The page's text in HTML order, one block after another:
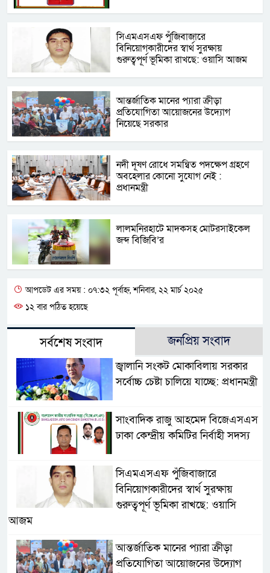
সিএমএসএফ পুঁজিবাজারে
বিনিয়োগকারীদের স্বার্থ সুরক্ষায়
গুরুত্বপূর্ণ ভূমিকা রাখছে: ওয়াসি আজম
আন্তর্জাতিক মানের প্যারা ক্রীড়া
প্রতিযোগিতা আয়োজনের উদ্যোগ
নিয়েছে সরকার
নদী দূষণ রোধে সমন্বিত পদক্ষেপ গ্রহণে
অবহেলার কোনো সুযোগ নেই :
প্রধানমন্ত্রী
লালমনিরহাটে মাদকসহ মোটরসাইকেল
জব্দ বিজিবি’র
আপডেট এর সময় : ০৭:৩২ পূর্বাহ্ন, শনিবার, ২২ মার্চ ২০২৫
১২ বার পঠিত হয়েছে
সর্বশেষ সংবাদ জনপ্রিয় সংবাদ
জ্বালানি সংকট মোকাবিলায় সরকার
সর্বোচ্চ চেষ্টা চালিয়ে যাচ্ছে: প্রধানমন্ত্রী
সাংবাদিক রাজু আহমেদ বিজেএসএস
ঢাকা কেন্দ্রীয় কমিটির নির্বাহী সদস্য
সিএমএসএফ পুঁজিবাজারে
বিনিয়োগকারীদের স্বার্থ সুরক্ষায়
গুরুত্বপূর্ণ ভূমিকা রাখছে: ওয়াসি
আজম
আন্তর্জাতিক মানের প্যারা ক্রীড়া
প্রতিযোগিতা আয়োজনের উদ্যোগ